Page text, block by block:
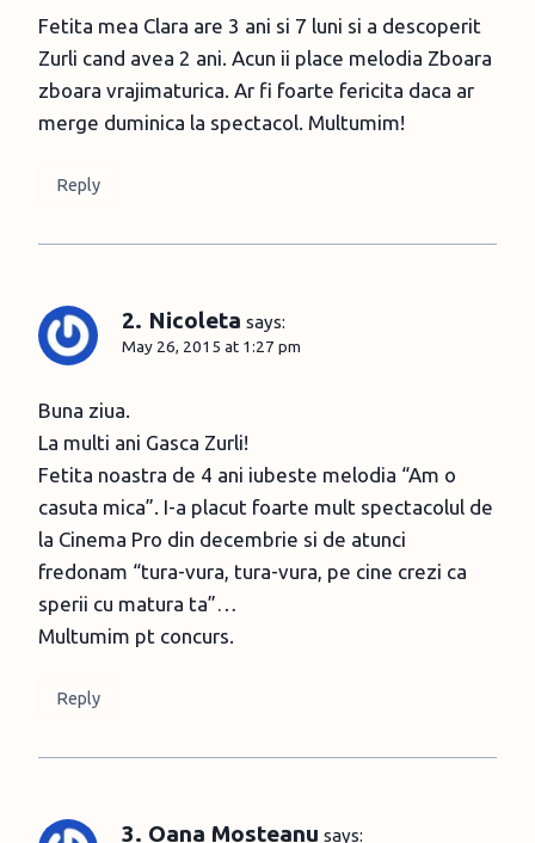
Fetita mea Clara are 3 ani si 7 luni si a descoperit
Zurli cand avea 2 ani. Acun ii place melodia Zboara
zboara vrajimaturica. Ar fi foarte fericita daca ar
merge duminica la spectacol. Multumim!
Reply
2. Nicoleta says:
May 26, 2015 at 1:27 pm
Buna ziua.
La multi ani Gasca Zurli!
Fetita noastra de 4 ani iubeste melodia “Am o
casuta mica”. I-a placut foarte mult spectacolul de
la Cinema Pro din decembrie si de atunci
fredonam “tura-vura, tura-vura, pe cine crezi ca
sperii cu matura ta”…
Multumim pt concurs.
Reply
3. Oana Mosteanu says: